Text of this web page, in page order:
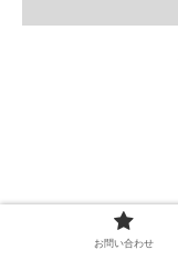
お問い合わせ